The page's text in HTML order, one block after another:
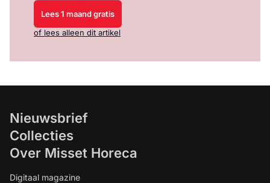
Lees 1 maand gratis
of lees alleen dit artikel
Nieuwsbrief
Collecties
Over Misset Horeca
Digitaal magazine